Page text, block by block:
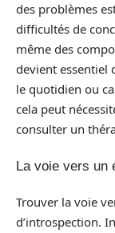
des problèmes
difficultés de
même des
devient essentiel
le quotidien ou
cela peut
consulter un
La voie vers un
Trouver la voie
d’introspection.